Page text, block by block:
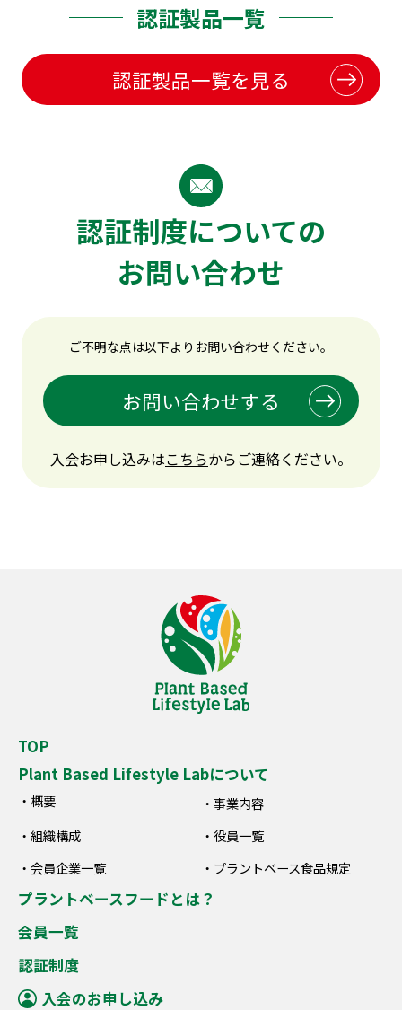
認証製品一覧
認証製品一覧を見る
認証制度についての
お問い合わせ
ご不明な点は以下よりお問い合わせください。
お問い合わせする
入会お申し込みはこちらからご連絡ください。
TOP
Plant Based Lifestyle Labについて
概要
事業内容
組織構成
役員一覧
会員企業一覧
プラントベース食品規定
プラントベースフードとは？
会員一覧
認証制度
入会のお申し込み